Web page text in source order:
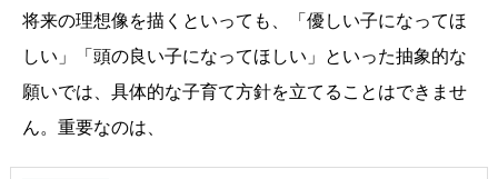
将来の理想像を描くといっても、「優しい子になってほ
しい」「頭の良い子になってほしい」といった抽象的な
願いでは、具体的な子育て方針を立てることはできませ
ん。重要なのは、